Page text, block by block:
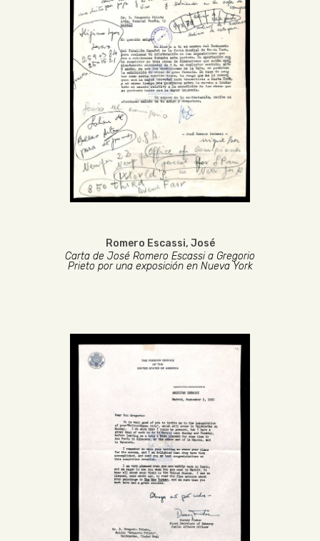
Romero Escassi, José
Carta de José Romero Escassi a Gregorio
Prieto por una exposición en Nueva York